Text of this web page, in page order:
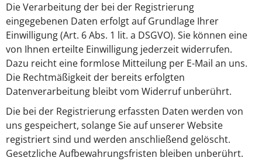
Die Verarbeitung der bei der Registrierung
eingegebenen Daten erfolgt auf Grundlage Ihrer
Einwilligung (Art. 6 Abs. 1 lit. a DSGVO). Sie können eine
von Ihnen erteilte Einwilligung jederzeit widerrufen.
Dazu reicht eine formlose Mitteilung per E-Mail an uns.
Die Rechtmäßigkeit der bereits erfolgten
Datenverarbeitung bleibt vom Widerruf unberührt.
Die bei der Registrierung erfassten Daten werden von
uns gespeichert, solange Sie auf unserer Website
registriert sind und werden anschließend gelöscht.
Gesetzliche Aufbewahrungsfristen bleiben unberührt.